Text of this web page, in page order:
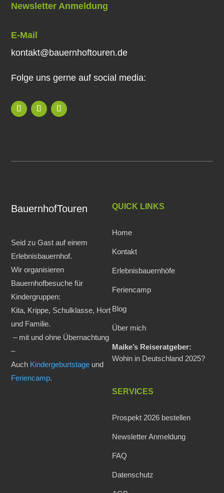
Newsletter Anmeldung
E-Mail
kontakt@bauernhoftouren.de
Folge uns gerne auf social media:
BauernhofTouren
Seid zu Gast auf einem
Erlebnisbauernhof.
Wir organisieren
Bauernhofbesuche für
Kindergruppen:
Kita, Krippe, Schulklasse, Hort
und Familie.
– mit und ohne Übernachtung
–
Auch Kindergeburtstage und
Feriencamp.
QUICK LINKS
Home
Kontakt
Erlebnisbauernhöfe
Feriencamp
Blog
Über mich
Maike’s Reiseratgeber:
Wohin in Deutschland 2025?
SERVICES
Prospekt 2026 bestellen
Newsletter Anmeldung
FAQ
Datenschutz